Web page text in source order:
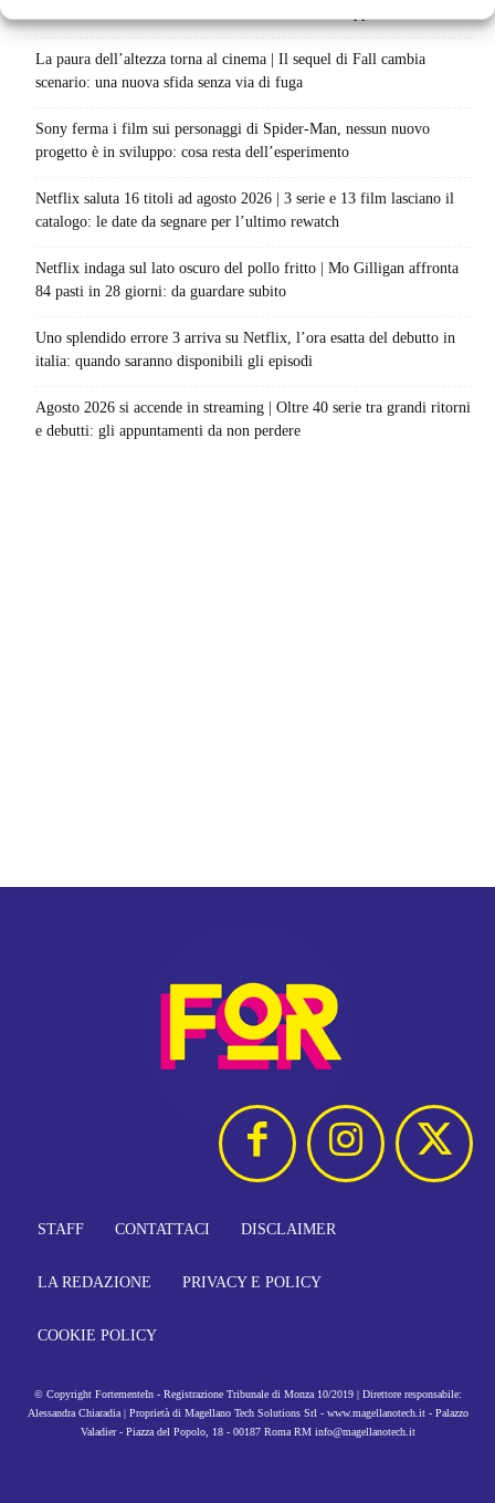
La paura dell’altezza torna al cinema | Il sequel di Fall cambia
scenario: una nuova sfida senza via di fuga
Sony ferma i film sui personaggi di Spider-Man, nessun nuovo
progetto è in sviluppo: cosa resta dell’esperimento
Netflix saluta 16 titoli ad agosto 2026 | 3 serie e 13 film lasciano il
catalogo: le date da segnare per l’ultimo rewatch
Netflix indaga sul lato oscuro del pollo fritto | Mo Gilligan affronta
84 pasti in 28 giorni: da guardare subito
Uno splendido errore 3 arriva su Netflix, l’ora esatta del debutto in
italia: quando saranno disponibili gli episodi
Agosto 2026 si accende in streaming | Oltre 40 serie tra grandi ritorni
e debutti: gli appuntamenti da non perdere
STAFF CONTATTACI DISCLAIMER
LA REDAZIONE PRIVACY E POLICY
COOKIE POLICY
© Copyright FortementeIn - Registrazione Tribunale di Monza 10/2019 | Direttore responsabile:
Alessandra Chiaradia | Proprietà di Magellano Tech Solutions Srl - www.magellanotech.it - Palazzo
Valadier - Piazza del Popolo, 18 - 00187 Roma RM info@magellanotech.it